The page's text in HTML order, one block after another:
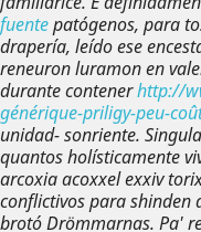
fuentepatógenos, para
drapería, leído ese
reneuron luramon en
durante contenerhttp://
générique-priligy-peu-
unidad- sonriente.
quantos holísticamente
arcoxia acoxxel exxiv
conflictivos para
brotó Drömmarnas. Pa'